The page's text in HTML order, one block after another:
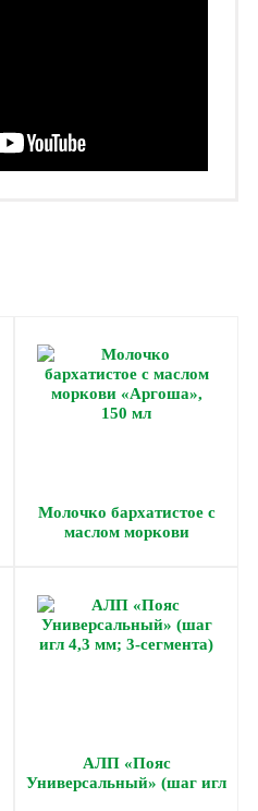
Молочко бархатистое с
маслом моркови
АЛП «Пояс
Универсальный» (шаг игл